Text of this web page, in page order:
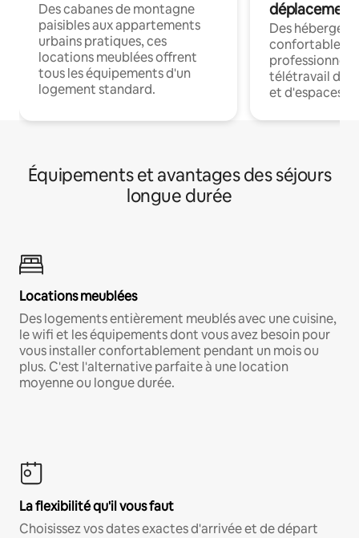
Des cabanes de montagne
paisibles aux appartements
urbains pratiques, ces
locations meublées offrent
tous les équipements d'un
logement standard.
déplacement
Des
confortables
professionnels
télétravail
et d'espaces
Équipements et avantages des séjours
longue durée
Locations meublées
Des logements entièrement meublés avec une cuisine,
le wifi et les équipements dont vous avez besoin pour
vous installer confortablement pendant un mois ou
plus. C'est l'alternative parfaite à une location
moyenne ou longue durée.
La flexibilité qu'il vous faut
Choisissez vos dates exactes d'arrivée et de départ